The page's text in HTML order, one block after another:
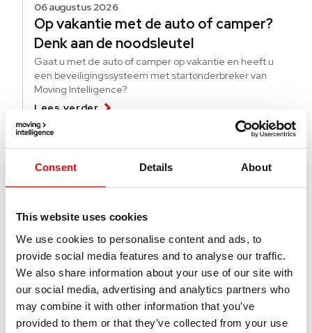
Consent Details About
This website uses cookies
We use cookies to personalise content and ads, to
provide social media features and to analyse our traffic.
We also share information about your use of our site with
our social media, advertising and analytics partners who
may combine it with other information that you’ve
provided to them or that they’ve collected from your use
06 augustus 2026
Op vakantie met de auto of camper?
Denk aan de noodsleutel
Gaat u met de auto of camper op vakantie en heeft u
een beveiligingssysteem met startonderbreker van
Moving Intelligence?
Lees verder
04 augustus 2026
Specifieke modellen bedrijfsvoertuigen worden vaker
gestolen busjes terug?
Lees verder
01 juli 2026